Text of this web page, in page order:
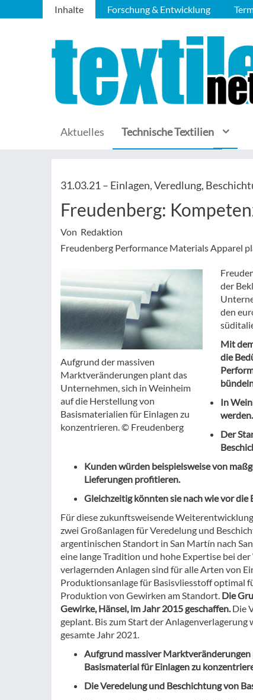
Inhalte Forschung & Entwicklung
Aktuelles Technische Textilien
31.03.21 – Einlagen, Veredlung,
Freudenberg:
Von Redaktion
Freudenberg Performance Materials Apparel
Aufgrund der massiven
Marktveränderungen plant das
Unternehmen, sich in Weinheim
auf die Herstellung von
Basismaterialien für Einlagen zu
konzentrieren. © Freudenberg
der
den
Mit
die
In
werden.
Der
Kunden würden beispielsweise von
Lieferungen profitieren.
Gleichzeitig könnten sie nach wie vor
Für diese zukunftsweisende
zwei Großanlagen für Veredelung und
argentinischen Standort in San Martín nach
eine lange Tradition und hohe Expertise bei
verlagernden Anlagen sind für alle Arten von
Produktionsanlage für Basisvliesstoff optimal
Produktion von Gewirken am Standort. Die
Gewirke, Hänsel, im Jahr 2015 geschaffen.Die
geplant. Bis zum Start der
gesamte Jahr 2021.
Aufgrund massiver
Basismaterial für Einlagen zu
Die Veredelung und Beschichtung von